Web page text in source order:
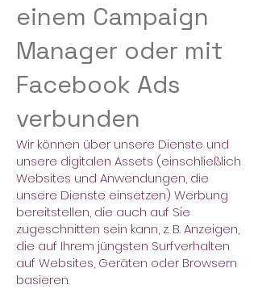
einem Campaign
Manager oder mit
Facebook Ads
verbunden
Wir können über unsere Dienste und
unsere digitalen Assets (einschließlich
Websites und Anwendungen, die
unsere Dienste einsetzen) Werbung
bereitstellen, die auch auf Sie
zugeschnitten sein kann, z. B. Anzeigen,
die auf Ihrem jüngsten Surfverhalten
auf Websites, Geräten oder Browsern
basieren.